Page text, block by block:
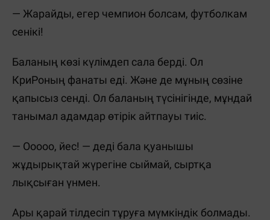
— Жарайды, егер чемпион болсам, футболкам
сенікі!
Баланың көзі күлімдеп сала берді. Ол
КриРоның фанаты еді. Және де мұның сөзіне
қапысыз сенді. Ол баланың түсінігінде, мұндай
танымал адамдар өтірік айтпауы тиіс.
— Ооооо, йес! — деді бала қуанышы
жұдырықтай жүрегіне сыймай, сыртқа
лықсыған үнмен.
Ары қарай тілдесіп тұруға мүмкіндік болмады.